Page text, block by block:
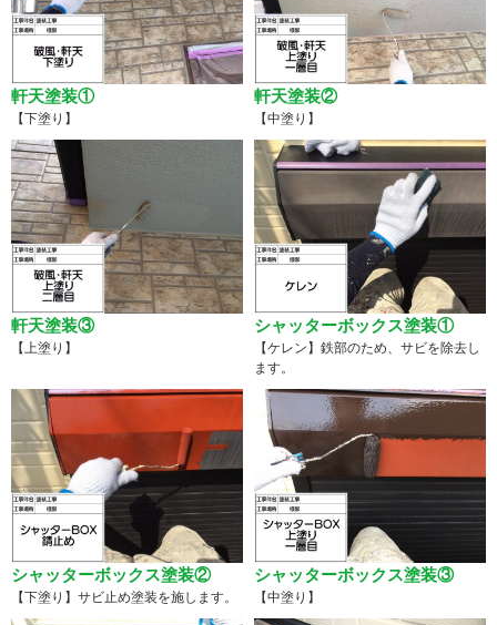
軒天塗装①
【下塗り】
軒天塗装②
【中塗り】
軒天塗装③
【上塗り】
シャッターボックス塗装①
【ケレン】鉄部のため、サビを除去し
ます。
シャッターボックス塗装②
【下塗り】サビ止め塗装を施します。
シャッターボックス塗装③
【中塗り】